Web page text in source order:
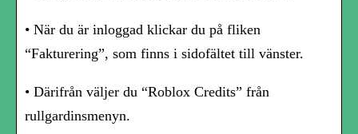
• När du är inloggad klickar du på fliken
“Fakturering”, som finns i sidofältet till vänster.
• Därifrån väljer du “Roblox Credits” från
rullgardinsmenyn.